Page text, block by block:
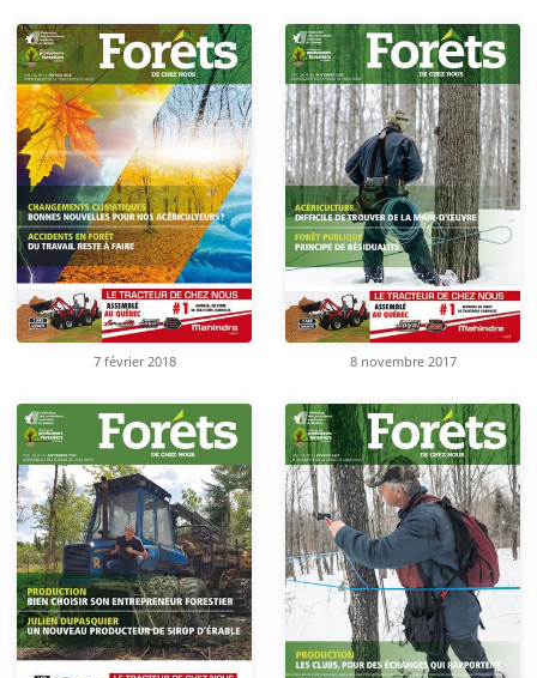
7 février 2018 8 novembre 2017